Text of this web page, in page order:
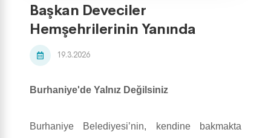
Başkan Deveciler
Hemşehrilerinin Yanında
19.3.2026
Burhaniye'de Yalnız Değilsiniz
Burhaniye Belediyesi’nin, kendine bakmakta